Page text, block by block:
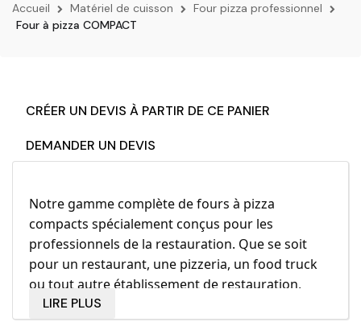
Accueil Matériel de cuisson
Four pizza professionnel
Four à pizza COMPACT
CRÉER UN DEVIS À PARTIR DE CE PANIER
DEMANDER UN DEVIS
Notre gamme complète de fours à pizza
compacts spécialement conçus pour les
professionnels de la restauration. Que se soit
pour un restaurant, une pizzeria, un food truck
ou tout autre établissement de restauration,
notre sélection de fours à pizza compacts vous
LIRE PLUS